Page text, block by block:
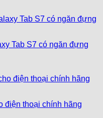
Tab S7 có ngăn đựng
điện thoại chính hãng